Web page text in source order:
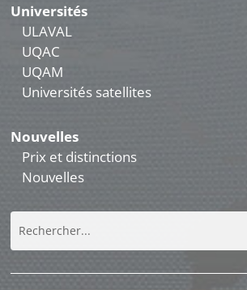
Universités
ULAVAL
UQAC
UQAM
Universités satellites
Nouvelles
Prix et distinctions
Nouvelles